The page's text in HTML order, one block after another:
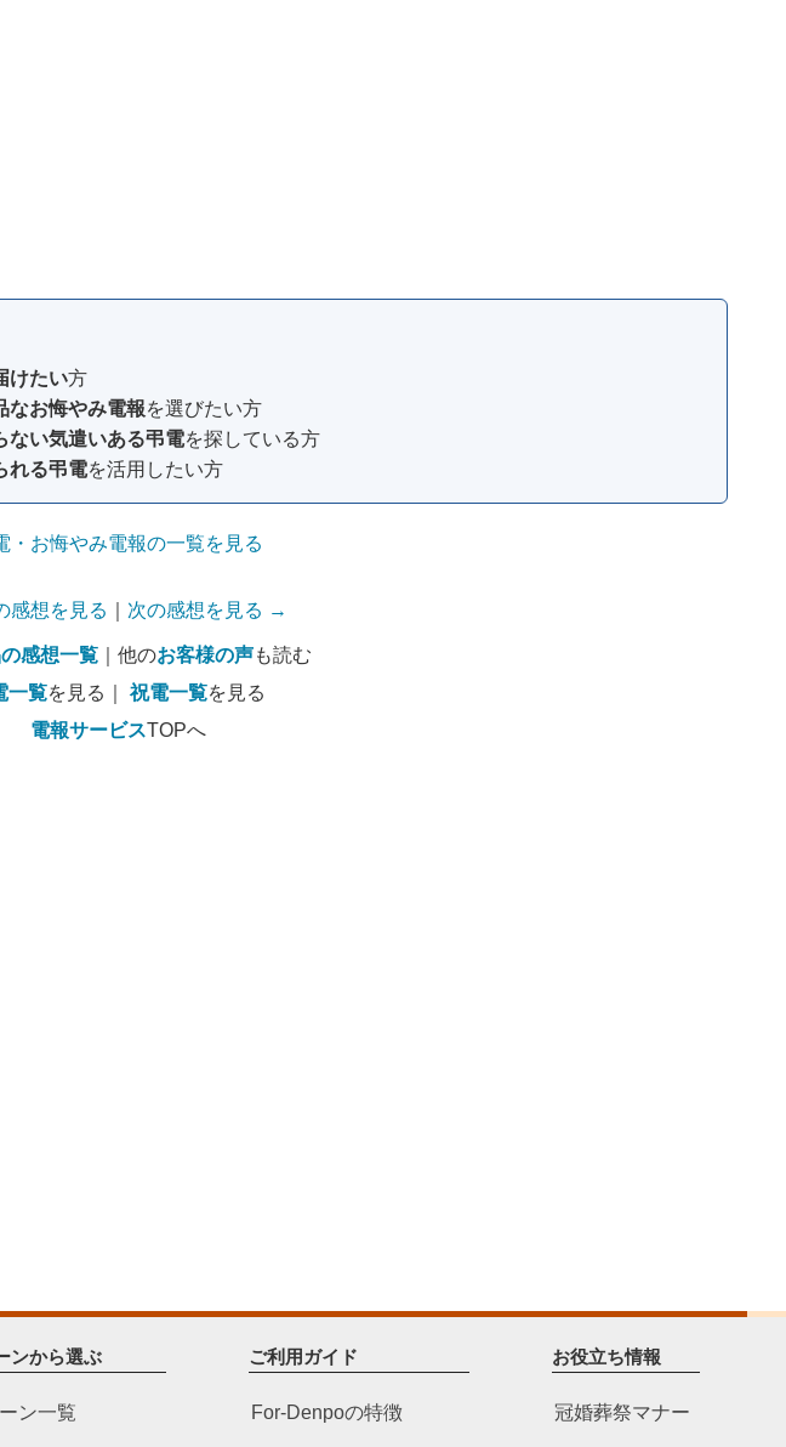
けたい方
なお悔やみ電報を選びたい方
ない気遣いある弔電を探している方
れる弔電を活用したい方
・お悔やみ電報の一覧を見る
感想を見る 次の感想を見る →
感想一覧 ｜他のお客様の声も読む
一覧を見る｜祝電一覧を見る
電報サービスTOPへ
ンから選ぶ
ン一覧
ご利用ガイド
For-Denpoの特徴
お役立ち情報
冠婚葬祭マナー